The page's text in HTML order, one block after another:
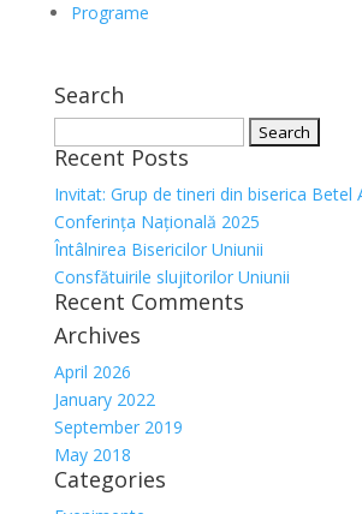
Programe
Search
for:
Recent Posts
Invitat: Grup de tineri din biserica Betel
Conferința Națională 2025
Întâlnirea Bisericilor Uniunii
Consfătuirile slujitorilor Uniunii
Recent Comments
Archives
April 2026
January 2022
September 2019
May 2018
Categories